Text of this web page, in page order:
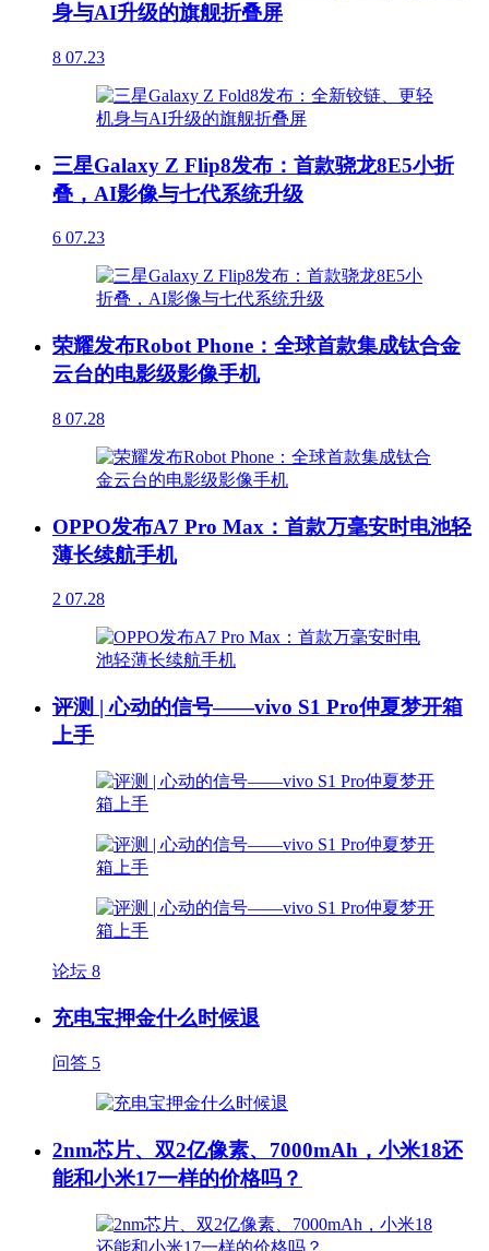
身与AI升级的旗舰折叠屏
8 07.23
三星Galaxy Z Flip8发布：首款骁龙8E5小折
叠，AI影像与七代系统升级
6 07.23
荣耀发布Robot Phone：全球首款集成钛合金
云台的电影级影像手机
8 07.28
OPPO发布A7 Pro Max：首款万毫安时电池轻
薄长续航手机
2 07.28
评测 | 心动的信号——vivo S1 Pro仲夏梦开箱
上手
论坛 8
充电宝押金什么时候退
问答 5
2nm芯片、双2亿像素、7000mAh，小米18还
能和小米17一样的价格吗？